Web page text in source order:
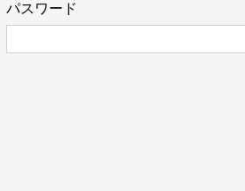
パスワード